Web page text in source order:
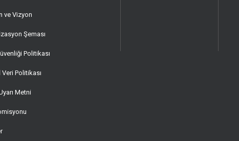
ve Vizyon
Şeması
Politikası
Politikası
Metni